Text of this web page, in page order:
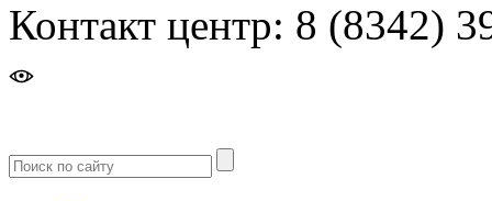
Контакт центр: 8 (8342)